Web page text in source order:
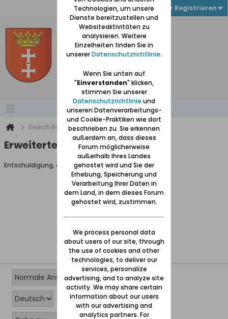
Anmelden oder Registrieren
Search Result
Erweiterte Suche
Entschuldigung, du darfst diese Seite nicht aufrufen.
Technologien, um unsere
Dienste bereitzustellen und
Websiteaktivitäten zu
analysieren. Weitere
Einzelheiten finden Sie in
unsererDatenschutzrichtlinie.
Wenn Sie unten auf
"Einverstanden" klicken,
stimmen Sie unserer
Datenschutzrichtlinie und
unseren Datenverarbeitungs-
und Cookie-Praktiken wie dort
beschrieben zu. Sie erkennen
außerdem an, dass dieses
Forum möglicherweise
außerhalb Ihres Landes
gehostet wird und Sie der
Erhebung, Speicherung und
Verarbeitung Ihrer Daten in
dem Land, in dem dieses Forum
gehostet wird, zustimmen.
We process personal data
about users of our site, through
the use of cookies and other
technologies, to deliver our
services, personalize
advertising, and to analyze site
activity. We may share certain
information about our users
with our advertising and
analytics partners. For